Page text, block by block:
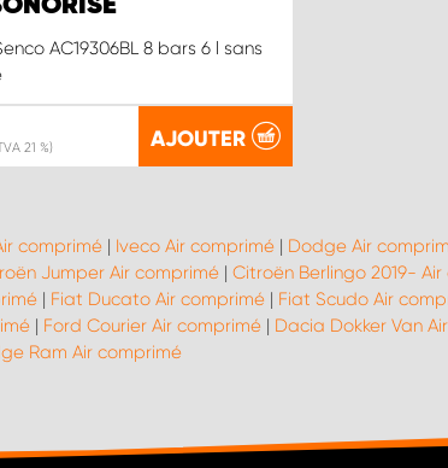
AC19306BL 8 bars 6 l sans
21 %) AJOUTER
comprimé | Iveco Air comprimé | Dodge Air
Jumper Air comprimé| Citroën Berlingo 2019-
| Fiat Ducato Air comprimé | Fiat Scudo Air
| Ford Courier Air comprimé | Dacia Dokker Van
Ram Air comprimé